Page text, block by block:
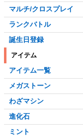
マルチ/クロスプレイ
ランクバトル
誕生日登録
アイテム
アイテム一覧
メガストーン
わざマシン
進化石
ミント